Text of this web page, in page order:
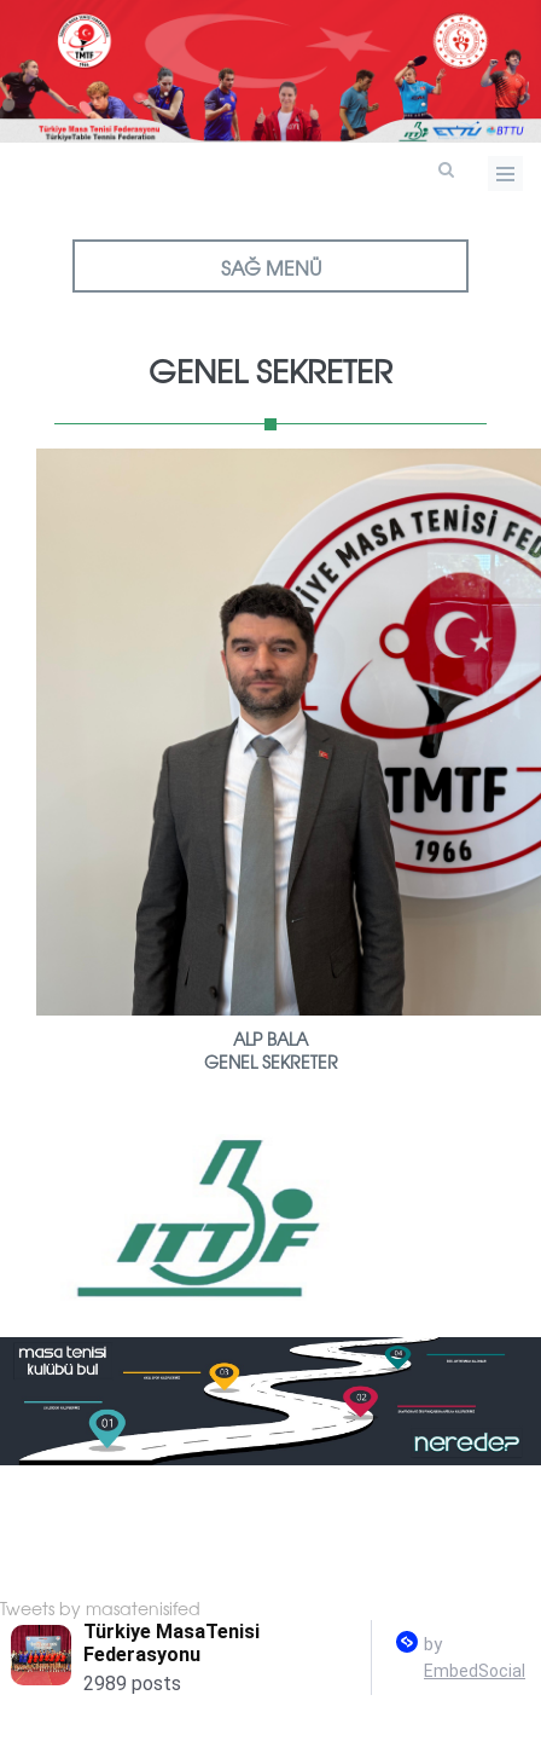
SAĞ MENÜ
GENEL SEKRETER
ALP BALA
GENEL SEKRETER
Tweets by masatenisifed